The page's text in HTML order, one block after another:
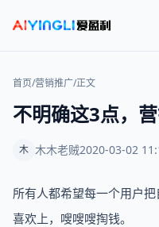
首页/营销推广/正文
不明确这3点，
木 木木老贼2020-03-02
所有人都希望每一个用户
喜欢上，嗖嗖嗖掏钱。